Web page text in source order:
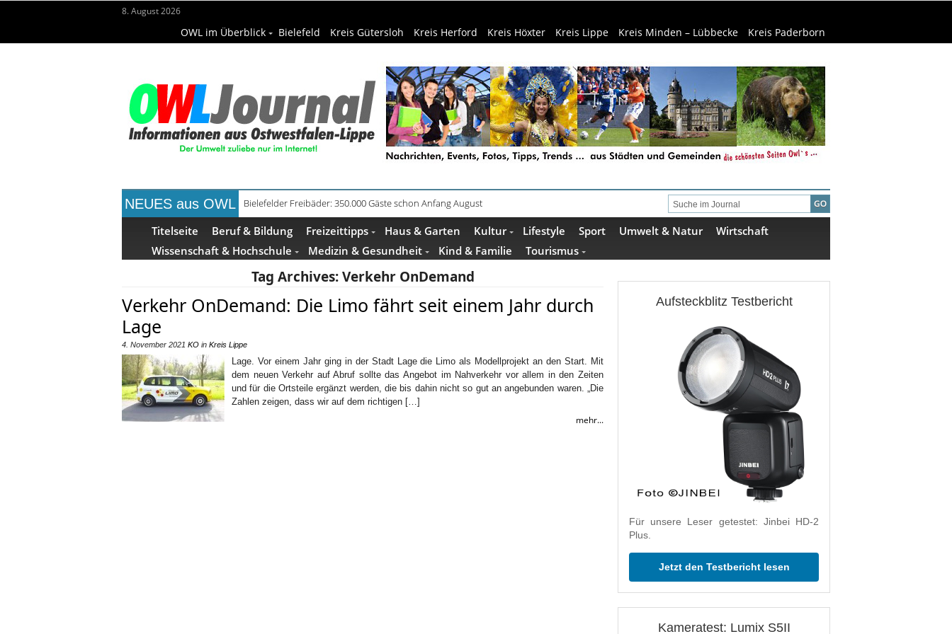
8. August 2026
OWL im Überblick Bielefeld Kreis Gütersloh Kreis Herford Kreis Höxter Kreis Lippe Kreis Minden – Lübbecke Kreis Paderborn
NEUES aus OWL Bielefelder Freibäder: 350.000 Gäste schon Anfang August
Titelseite Beruf & Bildung Freizeittipps Haus & Garten Kultur Lifestyle Sport Umwelt & Natur
Wirtschaft
Wissenschaft & Hochschule
Medizin & Gesundheit Kind & Familie Tourismus
Tag Archives:Verkehr OnDemand
Verkehr OnDemand: Die Limo fährt seit einem Jahr durch
Lage
4. November 2021 KO in Kreis Lippe
Lage. Vor einem Jahr ging in der Stadt Lage die Limo als Modellprojekt an den Start. Mit
dem neuen Verkehr auf Abruf sollte das Angebot im Nahverkehr vor allem in den Zeiten
und für die Ortsteile ergänzt werden, die bis dahin nicht so gut an angebunden waren. „Die
Zahlen zeigen, dass wir auf dem richtigen […]
mehr...
Aufsteckblitz Testbericht
Für unsere Leser getestet: Jinbei HD-2
Plus.
Jetzt den Testbericht lesen
Kameratest: Lumix S5II